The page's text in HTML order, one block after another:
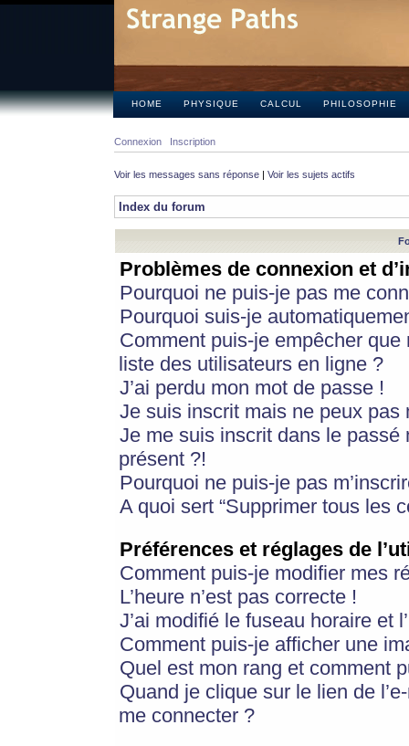
HOME PHYSIQUE CALCUL PHILOSOPHIE
Connexion Inscription
Voir les messages sans réponse | Voir les sujets actifs
Index du forum
Problèmes de connexion et
Pourquoi ne puis-je pas me
Pourquoi suis-je
Comment puis-je empêcher
liste des utilisateurs en ligne ?
J’ai perdu mon mot de passe !
Je suis inscrit mais ne peux pas
Je me suis inscrit dans le
présent ?!
Pourquoi ne puis-je pas
A quoi sert “Supprimer tous les
Préférences et réglages de
Comment puis-je modifier mes
L’heure n’est pas correcte !
J’ai modifié le fuseau horaire et
Comment puis-je afficher une
Quel est mon rang et comment
Quand je clique sur le lien de
me connecter ?